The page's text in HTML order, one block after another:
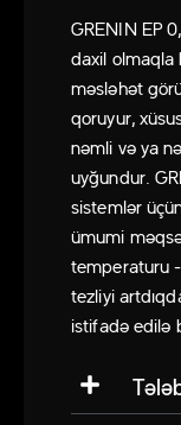
GRENIN EP
daxil
məsləhət
qoruyur,
nəmli və ya
uyğundur.
sistemlər
ümumi
temperaturu
tezliyi
istifadə edilə